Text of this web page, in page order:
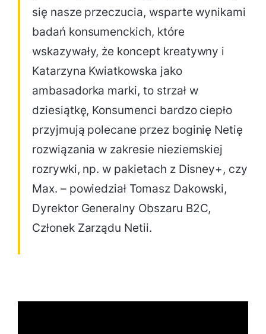
się nasze przeczucia, wsparte wynikami
badań konsumenckich, które
wskazywały, że koncept kreatywny i
Katarzyna Kwiatkowska jako
ambasadorka marki, to strzał w
dziesiątkę, Konsumenci bardzo ciepło
przyjmują polecane przez boginię Netię
rozwiązania w zakresie nieziemskiej
rozrywki, np. w pakietach z Disney+, czy
Max. – powiedział Tomasz Dakowski,
Dyrektor Generalny Obszaru B2C,
Członek Zarządu Netii.